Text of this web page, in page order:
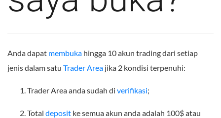
Anda dapat membuka hingga 10 akun trading dari setiap
jenis dalam satu Trader Area jika 2 kondisi terpenuhi:
Trader Area anda sudah di verifikasi;
Total deposit ke semua akun anda adalah 100$ atau